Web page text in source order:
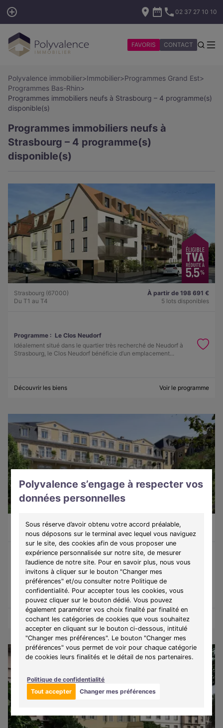
Polyvalence s’engage à respecter vos
données personnelles
Sous réserve d’avoir obtenu votre accord préalable,
nous déposons sur le terminal avec lequel vous naviguez
sur le site, des cookies afin de vous proposer une
expérience personnalisée sur notre site, de mesurer
l’audience de notre site. Pour en savoir plus, nous vous
invitons à cliquer sur le bouton "Changer mes
préférences" et/ou consulter notre Politique de
confidentialité. Pour accepter tous les cookies, vous
pouvez cliquer sur le bouton dédié. Vous pouvez
également paramétrer vos choix finalité par finalité en
cochant les catégories de cookies que vous souhaitez
accepter en cliquant sur le bouton ci-dessous, intitulé
"Changer mes préférences". Le bouton "Changer mes
préférences" vous permet de voir pour chaque catégorie
de cookies leurs finalités et le détail de nos partenaires.
Politique de confidentialité
Tout accepter
Changer mes préférences
02 37 27 10 10
FAVORIS CONTACT
Polyvalence immobilier>Immobilier>Programmes Grand Est>
Programmes Bas-Rhin>
Programmes immobiliers neufs à Strasbourg – 4 programme(s)
disponible(s)
Programmes immobiliers neufs à
Strasbourg – 4 programme(s)
disponible(s)
Strasbourg (67000)
Du T1 au T4
À partir de 198 691 €
5 lots disponibles
Programme : Le Clos Neudorf
Idéalement situé dans le quartier très recherché de Neudorf à
Strasbourg, le Clos Neudorf bénéficie d’un emplacement...
Découvrir les biens Voir le programme
Strasbourg (67000)
À partir de 322 920 €
3 lots disponibles
Programme : Ostel Sainte-Odile
Réduisez vos bénéfices fonciers dans un immeuble réhabilité dont
les travaux représentent en moyenne 63% de l'investissement.
Découvrir les biens Voir le programme